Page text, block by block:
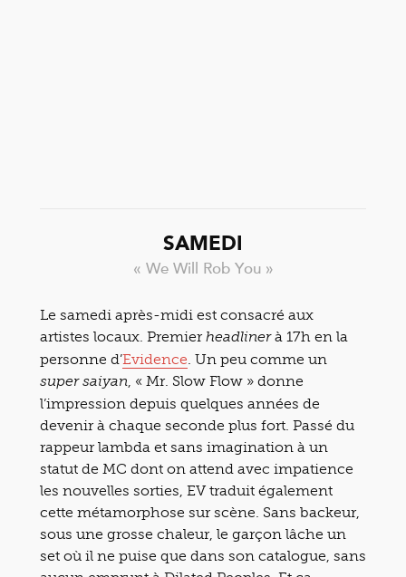
SAMEDI
« We Will Rob You »
Le samedi après-midi est consacré aux
artistes locaux. Premierheadlinerà 17h en la
personne d’Evidence . Un peu comme un
super saiyan , « Mr. Slow Flow » donne
l’impression depuis quelques années de
devenir à chaque seconde plus fort. Passé du
rappeur lambda et sans imagination à un
statut de MC dont on attend avec impatience
les nouvelles sorties, EV traduit également
cette métamorphose sur scène. Sans backeur,
sous une grosse chaleur, le garçon lâche un
set où il ne puise que dans son catalogue, sans